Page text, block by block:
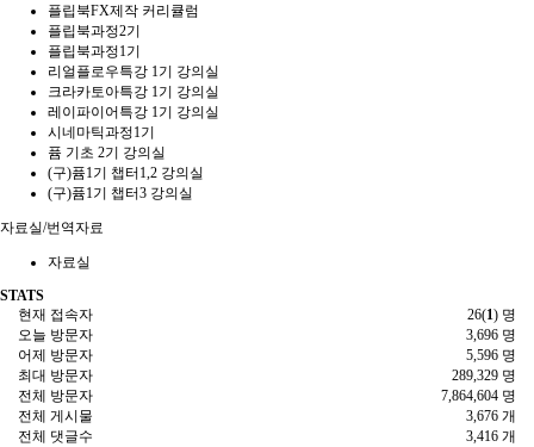
플립북FX제작 커리큘럼
플립북과정2기
플립북과정1기
리얼플로우특강 1기 강의실
크라카토아특강 1기 강의실
레이파이어특강 1기 강의실
시네마틱과정1기
퓸 기초 2기 강의실
(구)퓸1기 챕터1,2 강의실
(구)퓸1기 챕터3 강의실
자료실/번역자료
자료실
STATS
26(1) 명
현재 접속자
3,696 명
오늘 방문자
5,596 명
어제 방문자
289,329 명
최대 방문자
7,864,604 명
전체 방문자
3,676 개
전체 게시물
3,416 개
전체 댓글수